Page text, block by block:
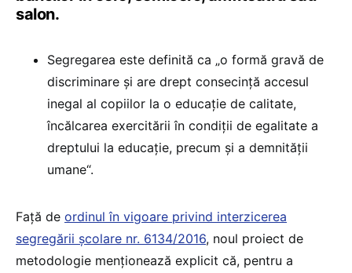
salon.
Segregarea este definită ca „o formă gravă de
discriminare și are drept consecință accesul
inegal al copiilor la o educație de calitate,
încălcarea exercitării în condiții de egalitate a
dreptului la educație, precum și a demnității
umane“.
Față de ordinul în vigoare privind interzicerea
segregării școlare nr. 6134/2016, noul proiect de
metodologie menționează explicit că, pentru a